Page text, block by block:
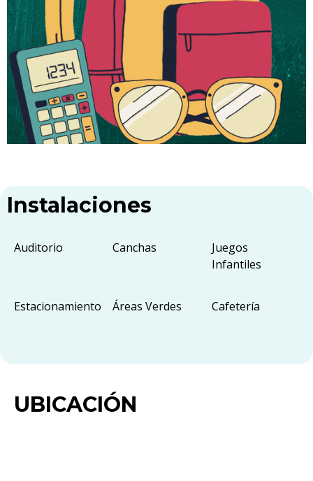
Instalaciones
Auditorio Canchas
Juegos
Infantiles
Estacionamiento Áreas Verdes Cafetería
UBICACIÓN